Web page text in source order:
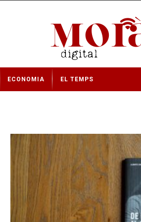
ECONOMIA EL TEMPS